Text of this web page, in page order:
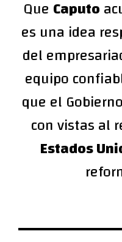
Que Caputo
es una idea
del
equipo
que el
con vistas al
Estados